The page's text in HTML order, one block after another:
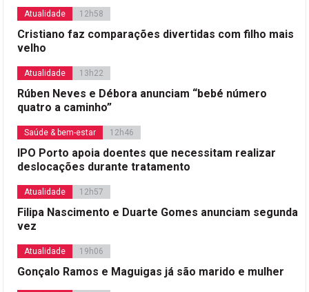
Atualidade 12h58
Cristiano faz comparações divertidas com filho mais
velho
Atualidade 13h22
Rúben Neves e Débora anunciam “bebé número
quatro a caminho”
Saúde & bem-estar 12h46
IPO Porto apoia doentes que necessitam realizar
deslocações durante tratamento
Atualidade 12h57
Filipa Nascimento e Duarte Gomes anunciam segunda
vez
Atualidade 19h06
Gonçalo Ramos e Maguigas já são marido e mulher